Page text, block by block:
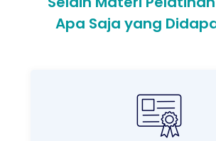
Apa Saja yang